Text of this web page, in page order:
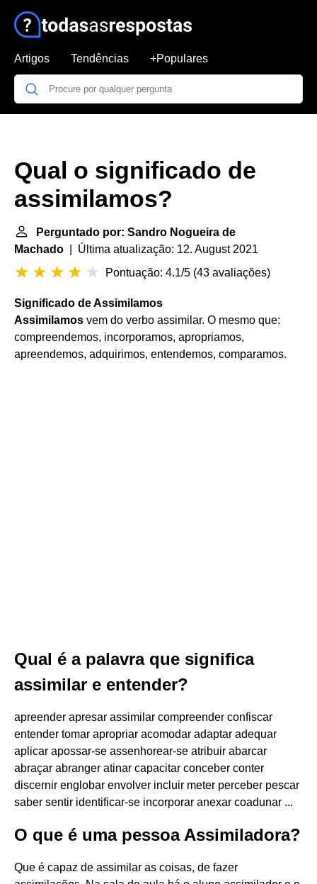
Artigos Tendências +Populares
Qual o significado de
assimilamos?
Perguntado por: Sandro Nogueira de
Machado | Última atualização: 12. August 2021
Pontuação: 4.1/5 (43 avaliações)
Significado de Assimilamos
Assimilamos vem do verbo assimilar. O mesmo que:
compreendemos, incorporamos, apropriamos,
apreendemos, adquirimos, entendemos, comparamos.
Qual é a palavra que significa
assimilar e entender?
apreender apresar assimilar compreender confiscar
entender tomar apropriar acomodar adaptar adequar
aplicar apossar-se assenhorear-se atribuir abarcar
abraçar abranger atinar capacitar conceber conter
discernir englobar envolver incluir meter perceber pescar
saber sentir identificar-se incorporar anexar coadunar ...
O que é uma pessoa Assimiladora?
Que é capaz de assimilar as coisas, de fazer